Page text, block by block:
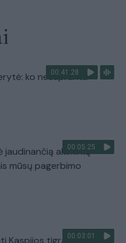
00:41:28
ko nesupranta
00:05:25
jaudinančią akimirką
mūsų pagerbimo
00:03:01
Kaspijos tigrą į Centrinę